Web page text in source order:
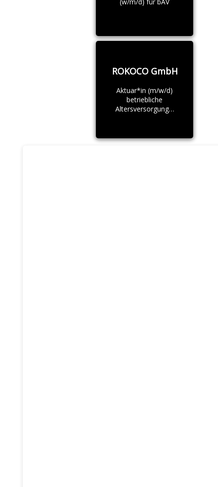
(w/m/d) für bAV
ROKOCO GmbH
Aktuar*in (m/w/d)
betriebliche
Altersversorgung…